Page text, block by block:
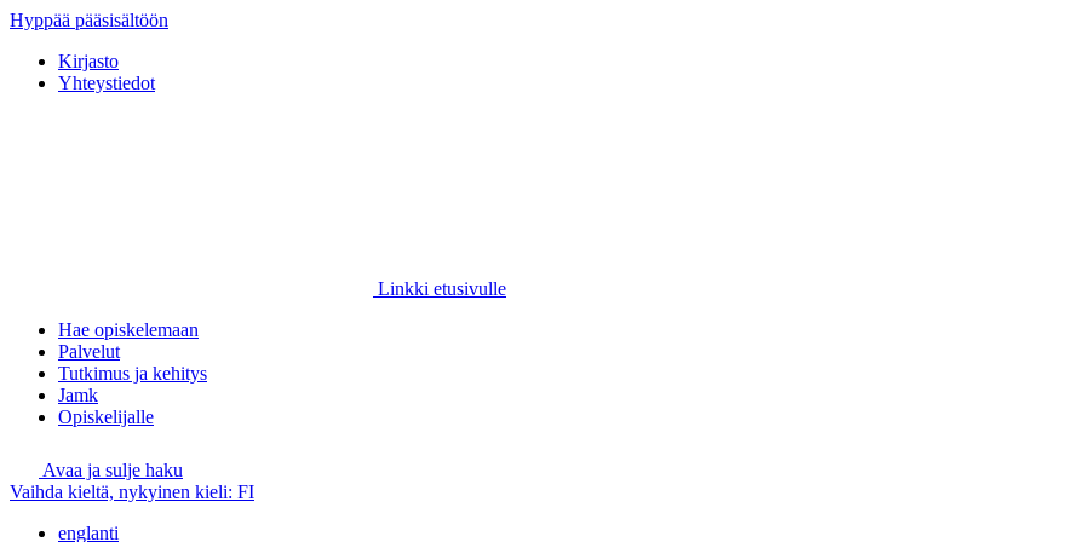
Hyppää pääsisältöön
Kirjasto
Yhteystiedot
Linkki etusivulle
Hae opiskelemaan
Palvelut
Tutkimus ja kehitys
Jamk
Opiskelijalle
Avaa ja sulje haku
Vaihda kieltä, nykyinen kieli: FI
englanti